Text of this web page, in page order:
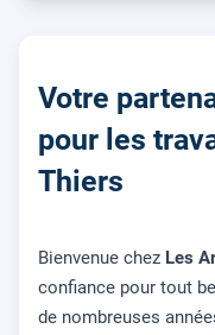
Votre
pour les
Thiers
Bienvenue chez Les
confiance pour tout
de nombreuses